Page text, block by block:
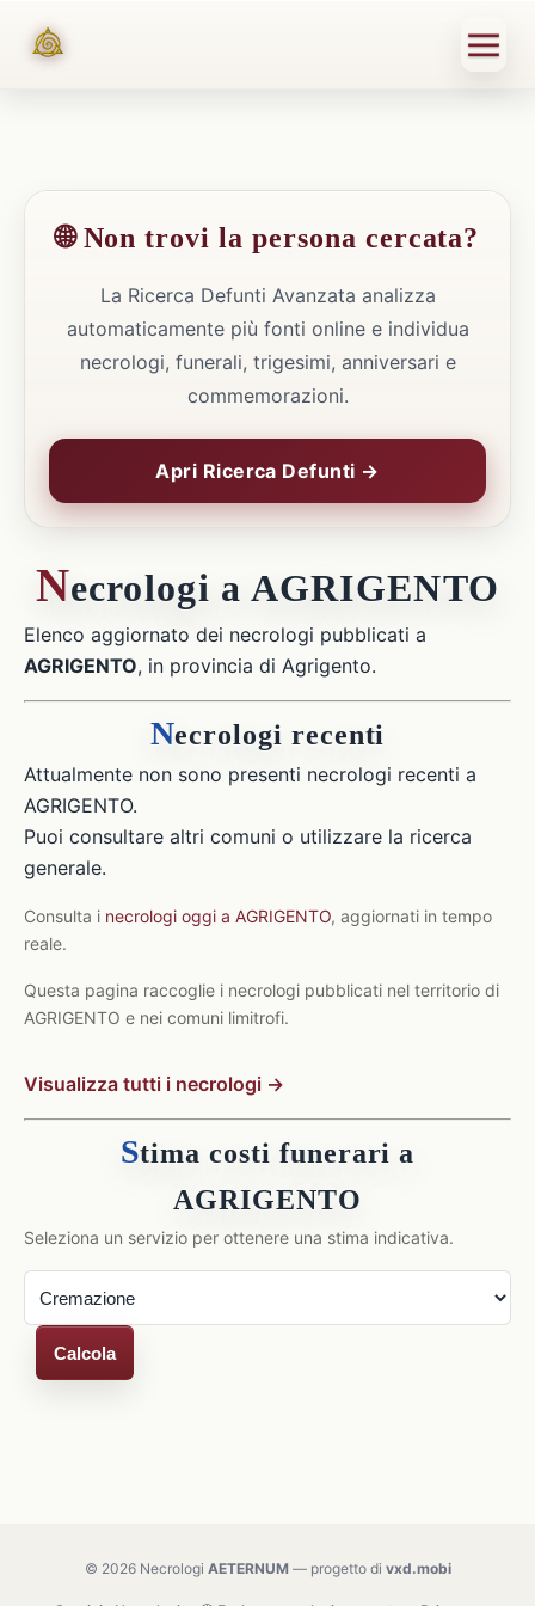
🌐 Non trovi la persona cercata?
La Ricerca Defunti Avanzata analizza
automaticamente più fonti online e individua
necrologi, funerali, trigesimi, anniversari e
commemorazioni.
Apri Ricerca Defunti →
Necrologi a AGRIGENTO
Elenco aggiornato dei necrologi pubblicati a
AGRIGENTO, in provincia di Agrigento.
Necrologi recenti
Attualmente non sono presenti necrologi recenti a
AGRIGENTO.
Puoi consultare altri comuni o utilizzare la ricerca
generale.
Consulta i necrologi oggi a AGRIGENTO, aggiornati in tempo
reale.
Questa pagina raccoglie i necrologi pubblicati nel territorio di
AGRIGENTO e nei comuni limitrofi.
Visualizza tutti i necrologi →
Stima costi funerari a
AGRIGENTO
Seleziona un servizio per ottenere una stima indicativa.
Calcola
© 2026 Necrologi AETERNUM— progetto di vxd.mobi